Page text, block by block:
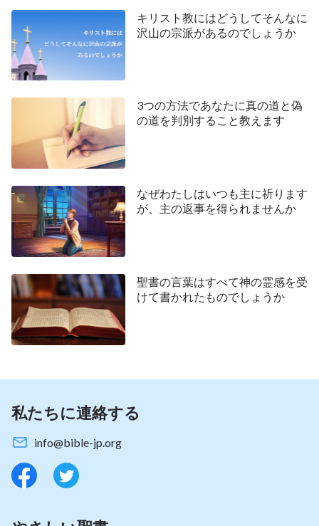
者たちを求めておられるからである。神は霊である
から、礼拝をする者も、霊とまこととをもって礼拝
すべきである」（ヨハネによる福音書４：２３－２
４）。この御言葉から、主が信実の本質を持ってお
られること、神様が誠実な人を好まれることがわか
ります。よって、私たちは祈るときに心から話し、
自分の本当の考えや困難を神様に伝え、神様の御心
と啓発を探し求めるべきなのです。こうすることで
れとは対照的に、神様を騙すためにきれい事を言っ
たり、祈りのたびに同じ決まり文句を繰り返すだけ
なら、あるの言葉を暗唱するためだけに神様の御前
へ赴くのと一緒です。そのように祈るなら、私たち
は不誠実であり、神様への畏れを持っていません。
たとえとても素晴らしい言葉を述べたとしても、そ
れらは本音ではありません。神様は私たちの祈りを
受け入れず、ましてお答えになることはないでしょ
取り上げましょう。彼らは、神様に忠実に仕え、ユ
ダヤの人々を神様の前に連れてきますと祈りました
が、実際には自分自身のたくらみを実行し、自分た
ちを崇めさせるためにユダヤの人々を連れてきまし
た。このことから、ファリサイ人が完全に偽善者で
あることがわかります。よって、私たちは正直な心
キリスト教にはどうしてそんなに
沢山の宗派があるのでしょうか
3つの方法であなたに真の道と偽
の道を判別すること教えます
なぜわたしはいつも主に祈ります
が、主の返事を得られませんか
聖書の言葉はすべて神の霊感を受
けて書かれたものでしょうか
私たちに連絡する
info@bible-jp.org